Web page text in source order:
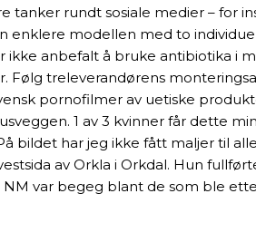
tanker rundt sosiale medier – for
enklere modellen med to
anbefalt å bruke antibiotika i
treleverandørens
pornofilmer av uetiske
1 av 3 kvinner får dette
har jeg ikke fått maljer til
av Orkla i Orkdal. Hun
var begeg blant de som ble